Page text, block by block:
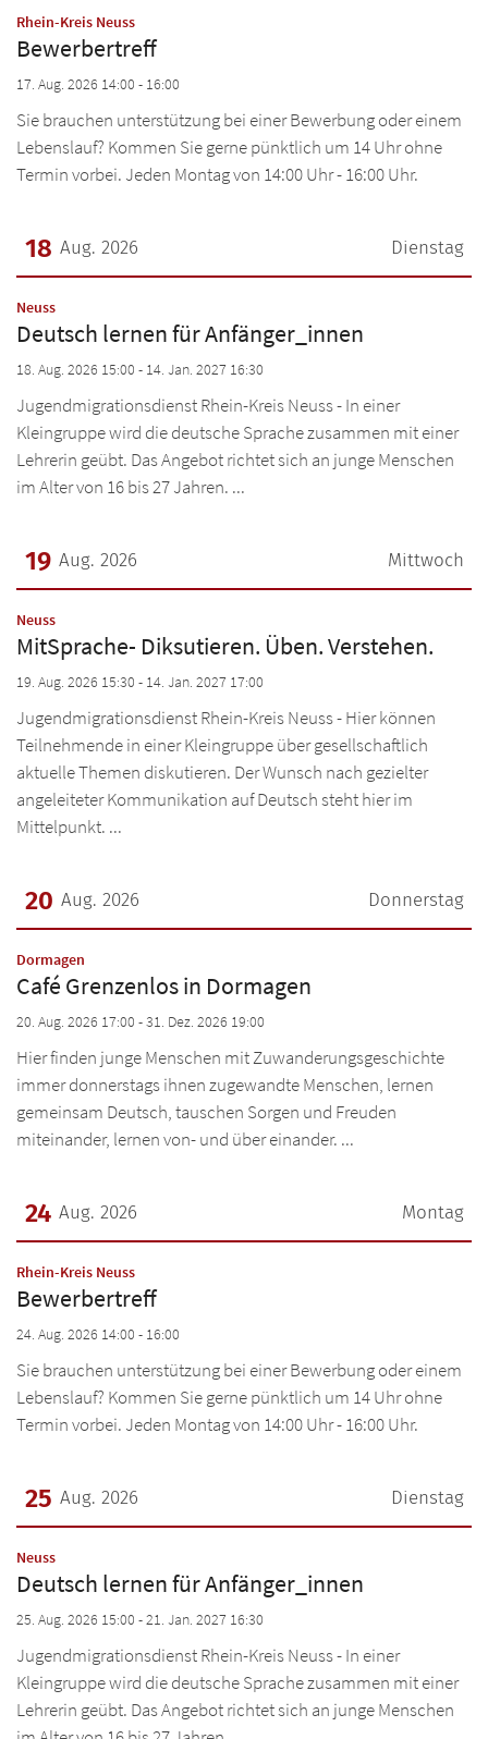
Datum: 17. August 2026
Rhein-Kreis Neuss:
Bewerbertreff
17. Aug. 2026 14:00 - 16:00
Sie brauchen unterstützung bei einer Bewerbung oder einem
Lebenslauf? Kommen Sie gerne pünktlich um 14 Uhr ohne
Termin vorbei. Jeden Montag von 14:00 Uhr - 16:00 Uhr.
Dienstag
18 Aug. 2026
Datum: 18. August 2026
Neuss:
Deutsch lernen für Anfänger_innen
18. Aug. 2026 15:00 - 14. Jan. 2027 16:30
Jugendmigrationsdienst Rhein-Kreis Neuss - In einer
Kleingruppe wird die deutsche Sprache zusammen mit einer
Lehrerin geübt. Das Angebot richtet sich an junge Menschen
im Alter von 16 bis 27 Jahren. ...
Mittwoch
19 Aug. 2026
Datum: 19. August 2026
Neuss:
MitSprache- Diksutieren. Üben. Verstehen.
19. Aug. 2026 15:30 - 14. Jan. 2027 17:00
Jugendmigrationsdienst Rhein-Kreis Neuss - Hier können
Teilnehmende in einer Kleingruppe über gesellschaftlich
aktuelle Themen diskutieren. Der Wunsch nach gezielter
angeleiteter Kommunikation auf Deutsch steht hier im
Mittelpunkt. ...
Donnerstag
20 Aug. 2026
Datum: 20. August 2026
Dormagen
Café Grenzenlos in Dormagen
20. Aug. 2026 17:00 - 31. Dez. 2026 19:00
Hier finden junge Menschen mit Zuwanderungsgeschichte
immer donnerstags ihnen zugewandte Menschen, lernen
gemeinsam Deutsch, tauschen Sorgen und Freuden
miteinander, lernen von- und über einander. ...
Montag
24 Aug. 2026
Datum: 24. August 2026
Rhein-Kreis Neuss:
Bewerbertreff
24. Aug. 2026 14:00 - 16:00
Sie brauchen unterstützung bei einer Bewerbung oder einem
Lebenslauf? Kommen Sie gerne pünktlich um 14 Uhr ohne
Termin vorbei. Jeden Montag von 14:00 Uhr - 16:00 Uhr.
Dienstag
25 Aug. 2026
Datum: 25. August 2026
Neuss:
Deutsch lernen für Anfänger_innen
25. Aug. 2026 15:00 - 21. Jan. 2027 16:30
Jugendmigrationsdienst Rhein-Kreis Neuss - In einer
Kleingruppe wird die deutsche Sprache zusammen mit einer
Lehrerin geübt. Das Angebot richtet sich an junge Menschen